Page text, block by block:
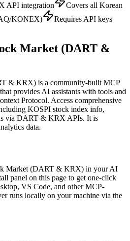
API integration
Covers all Korean
KONEX)
Requires API keys
Market (DART &
& KRX) is a community-built MCP
that provides AI assistants with tools and
Protocol. Access comprehensive
KOSPI stock index info,
via DART & KRX APIs. It is
data.
Market (DART & KRX) in your AI
panel on this page to get one-click
VS Code, and other MCP-
runs locally on your machine via the